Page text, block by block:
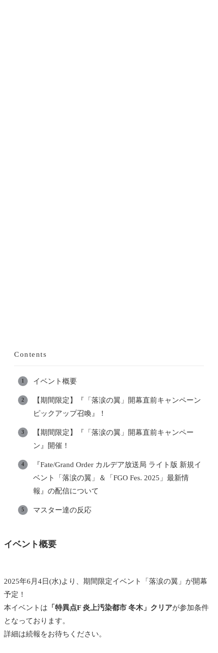
Contents
イベント概要
【期間限定】『「落涙の翼」開幕直前キャンペーン
ピックアップ召喚』！
【期間限定】『「落涙の翼」開幕直前キャンペー
ン』開催！
『Fate/Grand Order カルデア放送局 ライト版 新規イ
ベント「落涙の翼」＆「FGO Fes. 2025」最新情
報』の配信について
マスター達の反応
イベント概要
2025年6月4日(水)より、期間限定イベント「落涙の翼」が開幕
予定！
本イベントは 「特異点F 炎上汚染都市 冬木」クリアが参加条件
となっております。
詳細は続報をお待ちください。